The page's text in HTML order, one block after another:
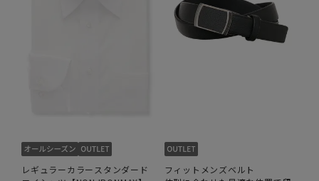
レギュラーカラースタンダード
フィットメンズベルト